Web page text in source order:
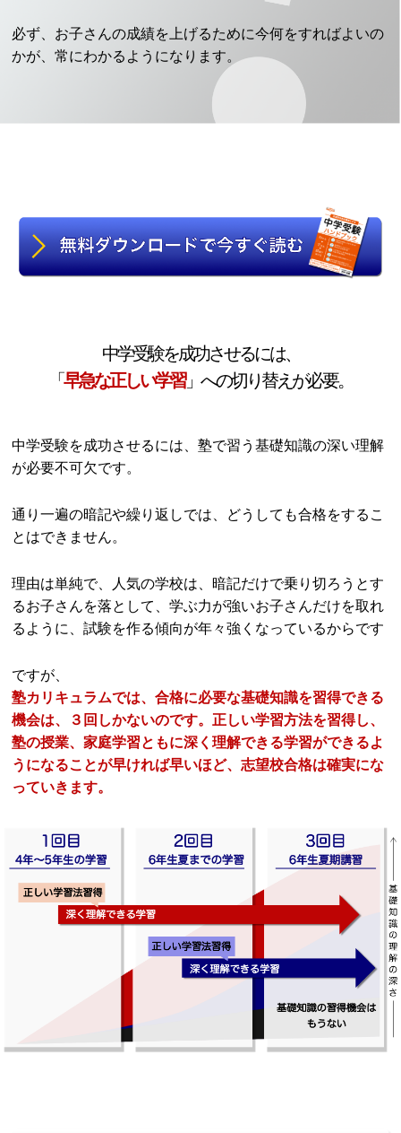
必ず、お子さんの成績を上げるために今何をすればよいの
かが、常にわかるようになります。
中学受験を成功させるには、
「早急な正しい学習」への切り替えが必要。
中学受験を成功させるには、塾で習う基礎知識の深い理解
が必要不可欠です。
通り一遍の暗記や繰り返しでは、どうしても合格をするこ
とはできません。
理由は単純で、人気の学校は、暗記だけで乗り切ろうとす
るお子さんを落として、学ぶ力が強いお子さんだけを取れ
るように、試験を作る傾向が年々強くなっているからです
ですが、
塾カリキュラムでは、合格に必要な基礎知識を習得できる
機会は、３回しかないのです。正しい学習方法を習得し、
塾の授業、家庭学習ともに深く理解できる学習ができるよ
うになることが早ければ早いほど、志望校合格は確実にな
っていきます。